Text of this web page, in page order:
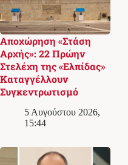
Αποχώρηση «Στάση
Αρχής»: 22 Πρώην
Στελέχη της «Ελπίδας»
Καταγγέλλουν
Συγκεντρωτισμό
5 Αυγούστου 2026,
15:44